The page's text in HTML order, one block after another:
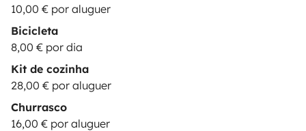
10,00 € por aluguer
Bicicleta
8,00 € por dia
Kit de cozinha
28,00 € por aluguer
Churrasco
16,00 € por aluguer